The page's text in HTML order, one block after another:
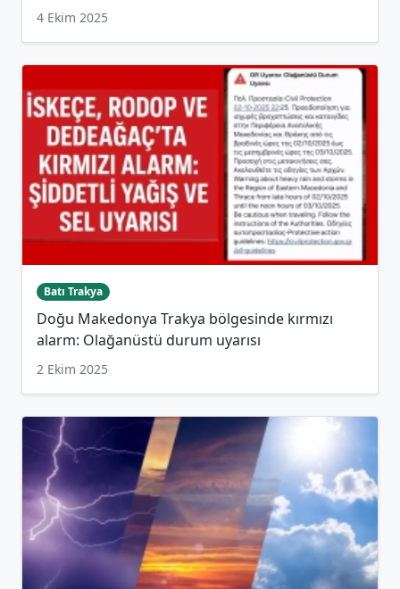
4 Ekim 2025
Batı Trakya
Doğu Makedonya Trakya bölgesinde kırmızı
alarm: Olağanüstü durum uyarısı
2 Ekim 2025